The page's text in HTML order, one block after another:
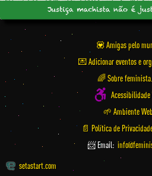
💟 Amigas pelo
💌 Adicionar eventos e
🌈 Sobre
Acessibilidade
🌱 Ambiente
📄 Política de
📨 Email:
setastart.com